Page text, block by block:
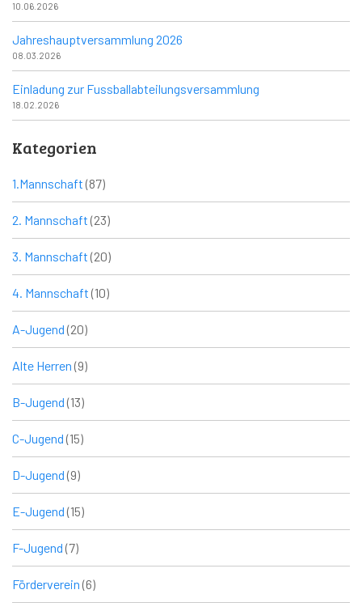
10.06.2026
Jahreshauptversammlung 2026
08.03.2026
Einladung zur Fussballabteilungsversammlung
18.02.2026
Kategorien
1.Mannschaft (87)
2. Mannschaft (23)
3. Mannschaft (20)
4. Mannschaft (10)
A-Jugend (20)
Alte Herren (9)
B-Jugend (13)
C-Jugend (15)
D-Jugend (9)
E-Jugend (15)
F-Jugend (7)
Förderverein (6)